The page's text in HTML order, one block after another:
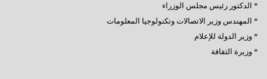
* الدكتور رئيس مجلس الوزراء
* المهندس وزير الاتصالات وتكنولوجيا المعلومات
* وزير الدولة للإعلام
* ⁠وزيرة الثقافة